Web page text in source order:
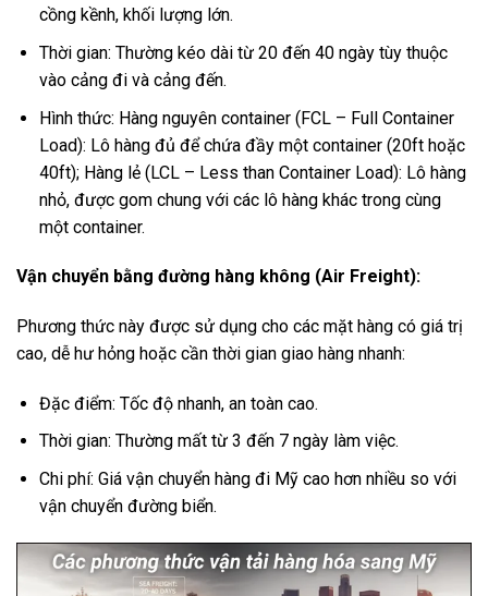
cồng kềnh, khối lượng lớn.
Thời gian: Thường kéo dài từ 20 đến 40 ngày tùy thuộc
vào cảng đi và cảng đến.
Hình thức: Hàng nguyên container (FCL – Full Container
Load): Lô hàng đủ để chứa đầy một container (20ft hoặc
40ft); Hàng lẻ (LCL – Less than Container Load): Lô hàng
nhỏ, được gom chung với các lô hàng khác trong cùng
một container.
Vận chuyển bằng đường hàng không (Air Freight):
Phương thức này được sử dụng cho các mặt hàng có giá trị
cao, dễ hư hỏng hoặc cần thời gian giao hàng nhanh:
Đặc điểm: Tốc độ nhanh, an toàn cao.
Thời gian: Thường mất từ 3 đến 7 ngày làm việc.
Chi phí: Giá vận chuyển hàng đi Mỹ cao hơn nhiều so với
vận chuyển đường biển.